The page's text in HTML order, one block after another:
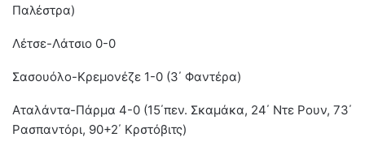
Παλέστρα)
Λέτσε-Λάτσιο 0-0
Σασουόλο-Κρεμονέζε 1-0 (3΄ Φαντέρα)
Αταλάντα-Πάρμα 4-0 (15΄πεν. Σκαμάκα, 24΄ Ντε Ρουν, 73΄
Ρασπαντόρι, 90+2΄ Κρστόβιτς)